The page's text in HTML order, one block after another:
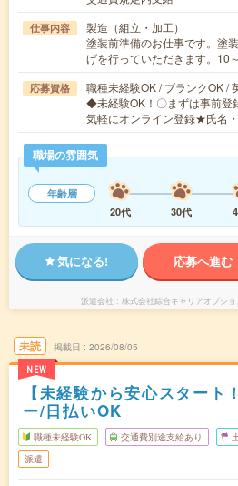
仕事内容
製造（組立・加工）
塗装前準備のお仕事です。塗
げを行っていただきます。10
応募資格
職種未経験OK / ブランクOK /
◆未経験OK！〇まずは事前登
気軽にオンライン登録★氏名
職場の雰囲気
年齢層
20代
30代
気になる! 応募へ進む
派遣会社 株式会社綜合キャリアオプシ
未読
NEW
掲載日 2026/08/05
【未経験から安心スタート
ー/日払いOK
職種未経験OK 交通費別途支給あり
派遣